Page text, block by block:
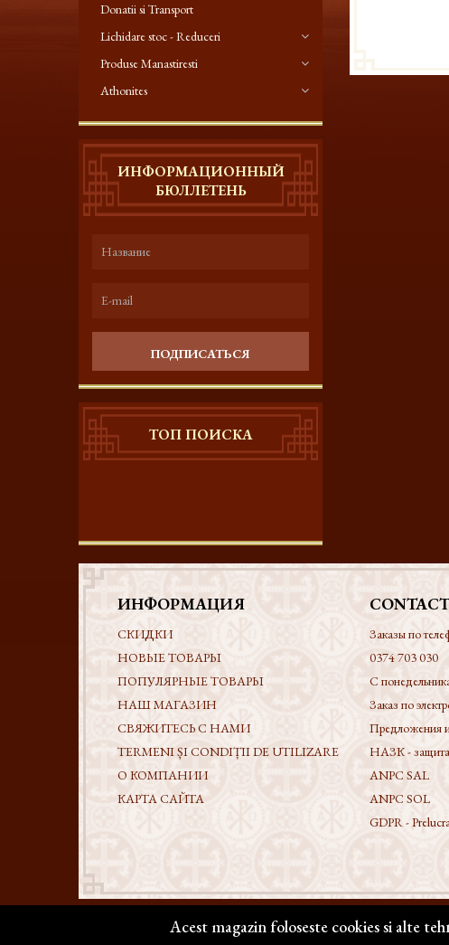
Donatii si Transport
Lichidare stoc - Reduceri
Produse Manastiresti
Athonites
ИНФОРМАЦИОННЫЙ
БЮЛЛЕТЕНЬ
ПОДПИСАТЬСЯ
ТОП ПОИСКА
ИНФОРМАЦИЯ
СКИДКИ
НОВЫЕ ТОВАРЫ
ПОПУЛЯРНЫЕ ТОВАРЫ
НАШ МАГАЗИН
СВЯЖИТЕСЬ С НАМИ
TERMENI ȘI CONDIȚII DE UTILIZARE
О КОМПАНИИ
КАРТА САЙТА
CONTACT
Заказы по
0374 703 030
С
Заказ по
Предложения
НАЗК - защита
ANPC SAL
ANPC SOL
GDPR -
Copyright @ 2026 | BIZANTICONS. Все права защищены
Acest magazin foloseste cookies si alte